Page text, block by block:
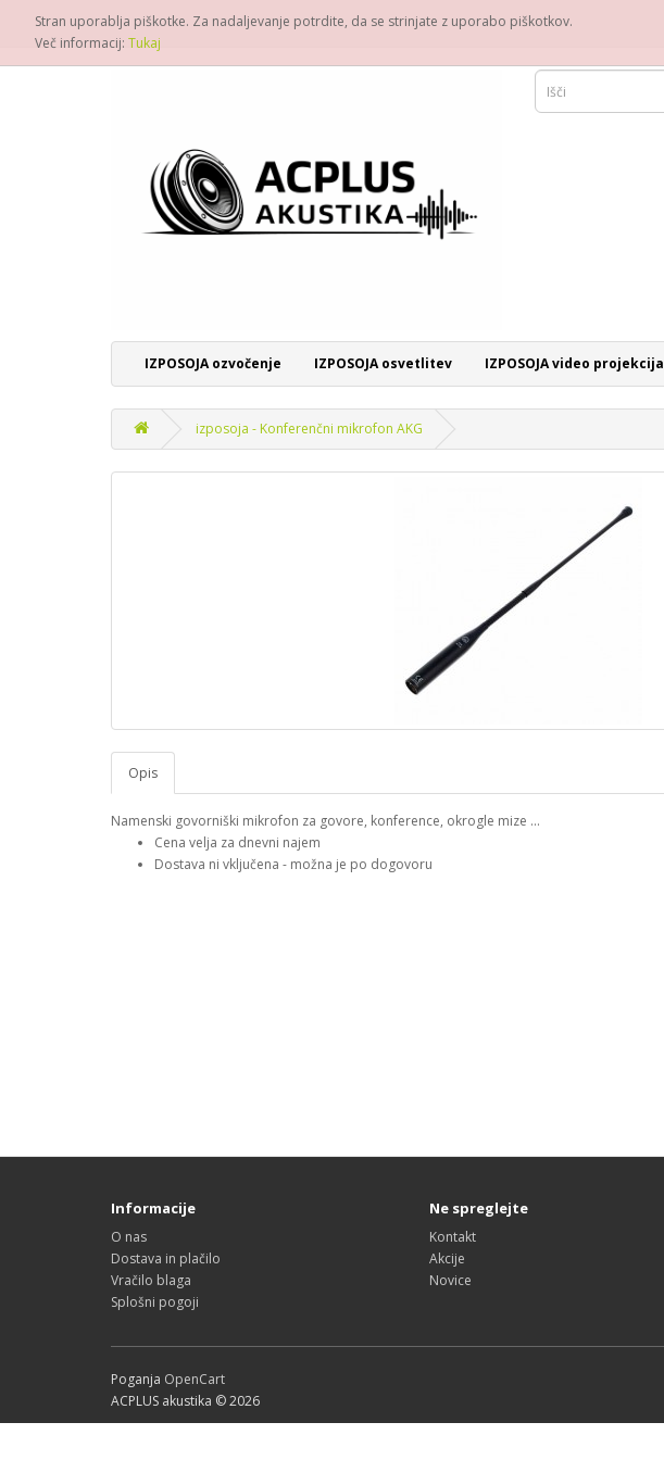
IZPOSOJA ozvočenje IZPOSOJA osvetlitev IZPOSOJA video projekcija
izposoja - Konferenčni mikrofon AKG
Opis
Namenski govorniški mikrofon za govore, konference, okrogle mize ...
Cena velja za dnevni najem
Dostava ni vključena - možna je po dogovoru
Informacije
O nas
Dostava in plačilo
Vračilo blaga
Splošni pogoji
Ne spreglejte
Kontakt
Akcije
Novice
Poganja OpenCart
ACPLUS akustika © 2026
Stran uporablja piškotke. Za nadaljevanje potrdite, da se strinjate z uporabo piškotkov.
Več informacij: Tukaj